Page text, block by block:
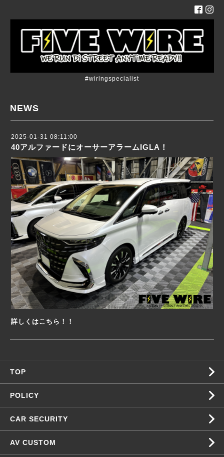
#wiringspecialist
NEWS
2025-01-31 08:11:00
40アルファードにオーサーアラームIGLA！
詳しくはこちら！！
TOP
POLICY
CAR SECURITY
AV CUSTOM